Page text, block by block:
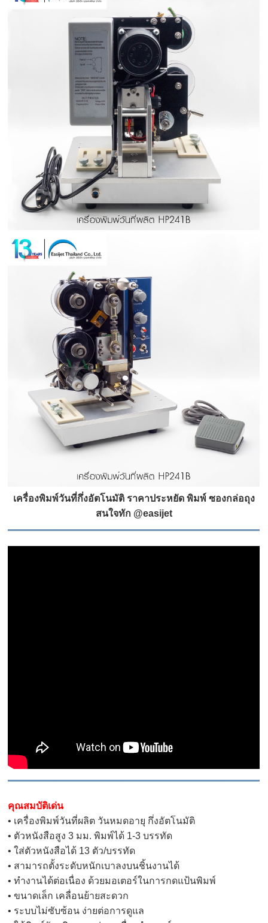
เครื่องพิมพ์วันที่กึ่งอัตโนมัติ ราคาประหยัด พิมพ์ ซองกล่อถุง
สนใจทัก @easijet
คุณสมบัติเด่น
• เครื่องพิมพ์วันที่ผลิต วันหมดอายุ กึ่งอัตโนมัติ
• ตัวหนังสือสูง 3 มม. พิมพ์ได้ 1-3 บรรทัด
• ใส่ตัวหนังสือได้ 13 ตัว/บรรทัด
• สามารถตั้งระดับหนักเบาลงบนชิ้นงานได้
• ทำงานได้ต่อเนื่อง ด้วยมอเตอร์ในการกดแป้นพิมพ์
• ขนาดเล็ก เคลื่อนย้ายสะดวก
• ระบบไม่ซับซ้อน ง่ายต่อการดูแล